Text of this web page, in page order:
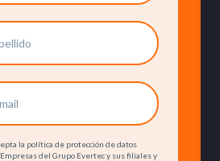
la política de protección de datos
del Grupo Evertec y sus filiales y